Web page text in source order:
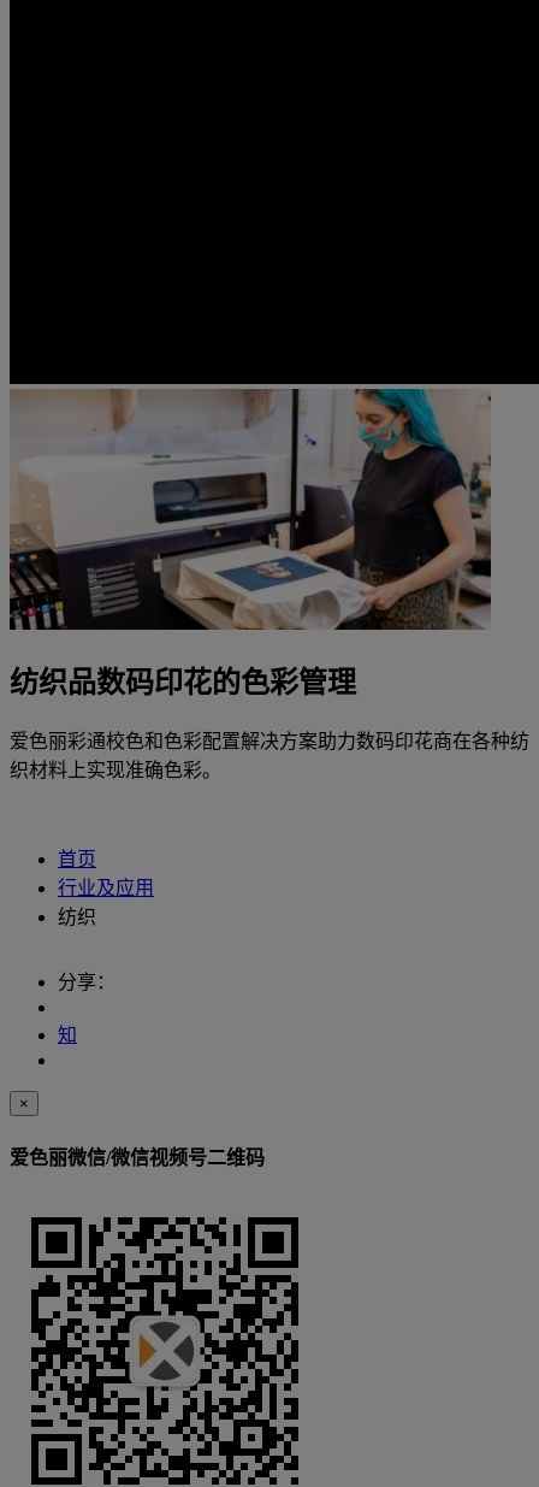
纺织品数码印花的色彩管理
爱色丽彩通校色和色彩配置解决方案助力数码印花商在各种纺
织材料上实现准确色彩。
首页
行业及应用
纺织
分享：
知
×
爱色丽微信/微信视频号二维码